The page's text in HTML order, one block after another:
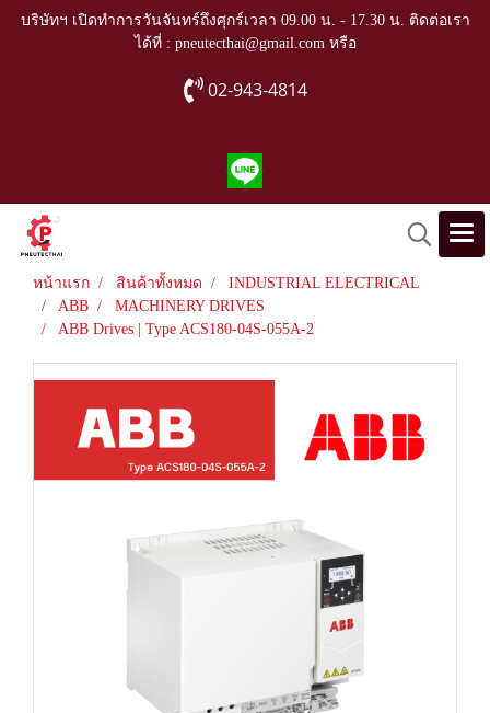
บริษัทฯ เปิดทำการวันจันทร์ถึงศุกร์เวลา 09.00 น. - 17.30 น. ติดต่อเรา
ได้ที่ : pneutecthai@gmail.com หรือ
02-943-4814
หน้าแรก สินค้าทั้งหมด
INDUSTRIAL ELECTRICAL
ABB
MACHINERY DRIVES
ABB Drives | Type ACS180-04S-055A-2